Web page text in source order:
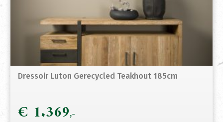
Dressoir Luton Gerecycled Teakhout 185cm
€ 1.369